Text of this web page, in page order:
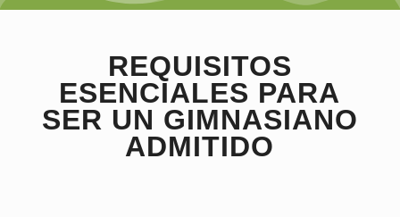
REQUISITOS
ESENCIALES PARA
SER UN GIMNASIANO
ADMITIDO